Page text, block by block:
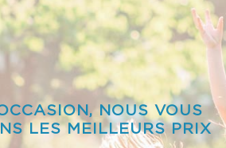
NOUS VOUS
LES MEILLEURS PRIX